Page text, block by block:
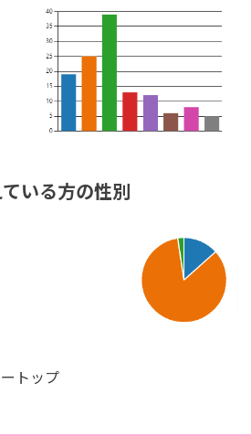
いる方の性別
トップ